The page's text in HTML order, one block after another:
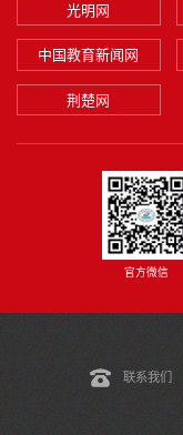
光明网
中国教育新闻网
荆楚网
官方微信
联系我们